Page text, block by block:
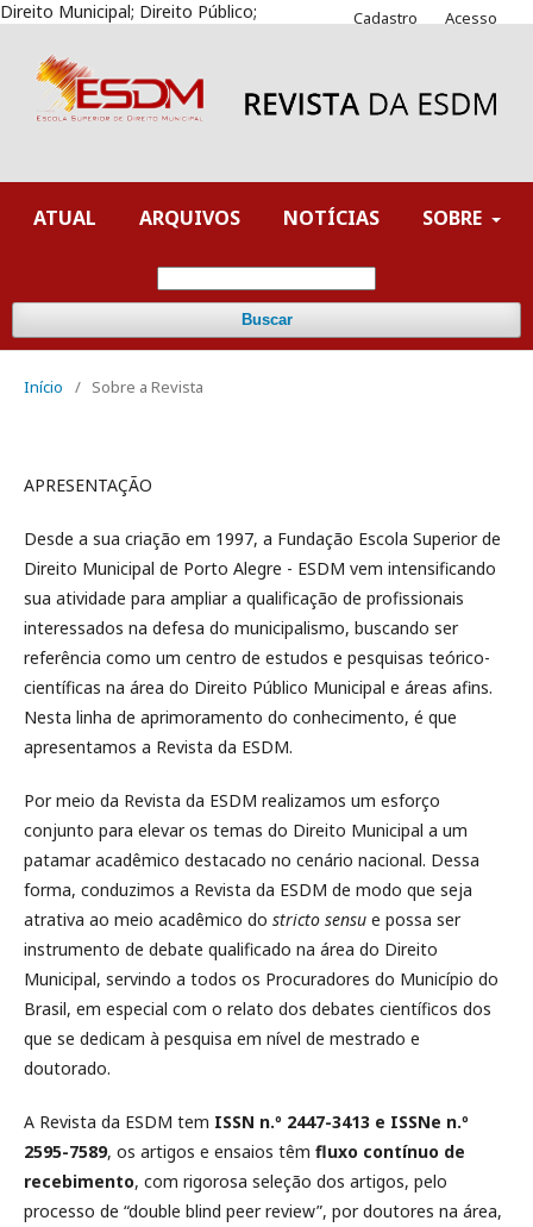
Direito Municipal; Direito Público;
ATUAL ARQUIVOS NOTÍCIAS SOBRE
Buscar
Cadastro Acesso
Início / Sobre a Revista
APRESENTAÇÃO
Desde a sua criação em 1997, a Fundação Escola Superior de
Direito Municipal de Porto Alegre - ESDM vem intensificando
sua atividade para ampliar a qualificação de profissionais
interessados na defesa do municipalismo, buscando ser
referência como um centro de estudos e pesquisas teórico-
científicas na área do Direito Público Municipal e áreas afins.
Nesta linha de aprimoramento do conhecimento, é que
apresentamos a Revista da ESDM.
Por meio da Revista da ESDM realizamos um esforço
conjunto para elevar os temas do Direito Municipal a um
patamar acadêmico destacado no cenário nacional. Dessa
forma, conduzimos a Revista da ESDM de modo que seja
atrativa ao meio acadêmico do stricto sensu e possa ser
instrumento de debate qualificado na área do Direito
Municipal, servindo a todos os Procuradores do Município do
Brasil, em especial com o relato dos debates científicos dos
que se dedicam à pesquisa em nível de mestrado e
doutorado.
A Revista da ESDM tem ISSN n.º 2447-3413 e ISSNe n.º
2595-7589, os artigos e ensaios têm fluxo contínuo de
recebimento, com rigorosa seleção dos artigos, pelo
processo de “double blind peer review”, por doutores na área,